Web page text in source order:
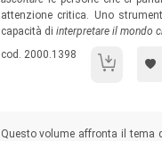
attenzione critica. Uno
capacità di interpretare il mondo
Codice libro:
cod. 2000.1398 Come
Sommario:
Questo volume affronta il tema